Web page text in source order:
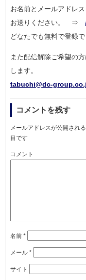
お名前とメールアドレ
お送りください。 ⇒
どなたでも無料で登録で
また配信解除ご希望の
し ます。
tabuchi@dc-
コメントを残す
メールアドレスが公開され
目です
コメント
名前 *
メール *
サイト